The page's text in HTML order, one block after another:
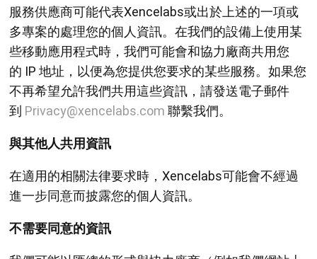
服務供應商可能代表Xencelabs或出於上述的一項或
多專案的處理您的個人資訊。在我們的設備上使用某
些移動應用程式時，我們可能會和協力廠商共用您
的 IP 地址，以便為您提供您要求的某些服務。如果您
不再希望允許我們共用這些資訊，請發送電子郵件
到 Privacy@xencelabs.com 聯繫我們。
與其他人共用資訊
在適用的相關法律要求時，Xencelabs可能會不經過
進一步同意而披露您的個人資訊。
不需要同意的資訊